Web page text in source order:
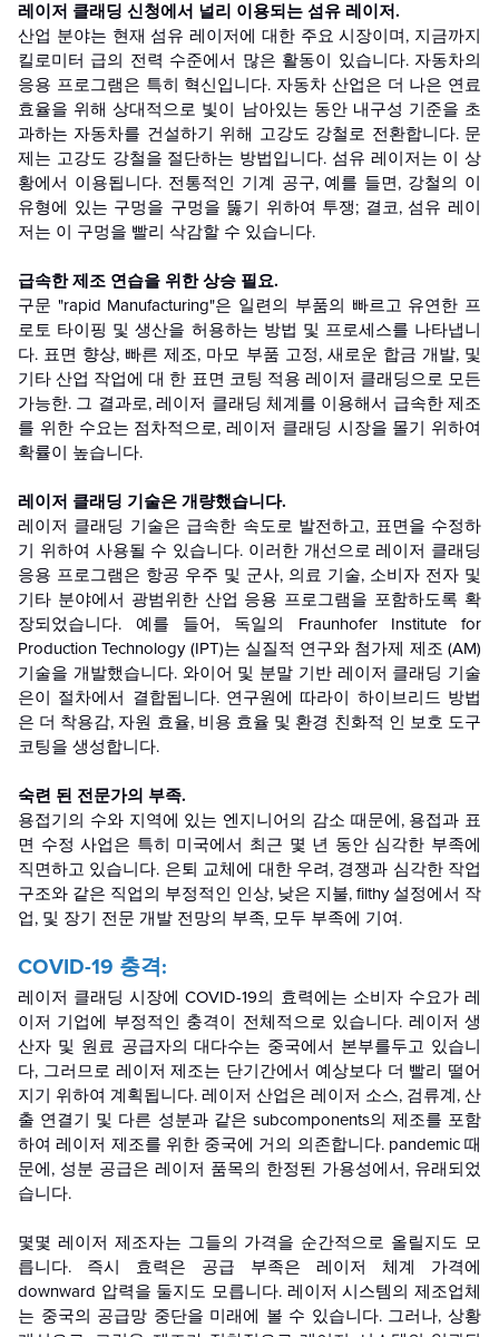
레이저 클래딩 신청에서 널리 이용되는 섬유 레이저.
산업 분야는 현재 섬유 레이저에 대한 주요 시장이며, 지금까지
킬로미터 급의 전력 수준에서 많은 활동이 있습니다. 자동차의
응용 프로그램은 특히 혁신입니다. 자동차 산업은 더 나은 연료
효율을 위해 상대적으로 빛이 남아있는 동안 내구성 기준을 초
과하는 자동차를 건설하기 위해 고강도 강철로 전환합니다. 문
제는 고강도 강철을 절단하는 방법입니다. 섬유 레이저는 이 상
황에서 이용됩니다. 전통적인 기계 공구, 예를 들면, 강철의 이
유형에 있는 구멍을 구멍을 뚫기 위하여 투쟁; 결코, 섬유 레이
저는 이 구멍을 빨리 삭감할 수 있습니다.
급속한 제조 연습을 위한 상승 필요.
구문 "rapid Manufacturing"은 일련의 부품의 빠르고 유연한 프
로토 타이핑 및 생산을 허용하는 방법 및 프로세스를 나타냅니
다. 표면 향상, 빠른 제조, 마모 부품 고정, 새로운 합금 개발, 및
기타 산업 작업에 대 한 표면 코팅 적용 레이저 클래딩으로 모든
가능한. 그 결과로, 레이저 클래딩 체계를 이용해서 급속한 제조
를 위한 수요는 점차적으로, 레이저 클래딩 시장을 몰기 위하여
확률이 높습니다.
레이저 클래딩 기술은 개량했습니다.
레이저 클래딩 기술은 급속한 속도로 발전하고, 표면을 수정하
기 위하여 사용될 수 있습니다. 이러한 개선으로 레이저 클래딩
응용 프로그램은 항공 우주 및 군사, 의료 기술, 소비자 전자 및
기타 분야에서 광범위한 산업 응용 프로그램을 포함하도록 확
장되었습니다. 예를 들어, 독일의 Fraunhofer Institute for
Production Technology (IPT)는 실질적 연구와 첨가제 제조 (AM)
기술을 개발했습니다. 와이어 및 분말 기반 레이저 클래딩 기술
은이 절차에서 결합됩니다. 연구원에 따라이 하이브리드 방법
은 더 착용감, 자원 효율, 비용 효율 및 환경 친화적 인 보호 도구
코팅을 생성합니다.
숙련 된 전문가의 부족.
용접기의 수와 지역에 있는 엔지니어의 감소 때문에, 용접과 표
면 수정 사업은 특히 미국에서 최근 몇 년 동안 심각한 부족에
직면하고 있습니다. 은퇴 교체에 대한 우려, 경쟁과 심각한 작업
구조와 같은 직업의 부정적인 인상, 낮은 지불, filthy 설정에서 작
업, 및 장기 전문 개발 전망의 부족, 모두 부족에 기여.
COVID-19 충격:
레이저 클래딩 시장에 COVID-19의 효력에는 소비자 수요가 레
이저 기업에 부정적인 충격이 전체적으로 있습니다. 레이저 생
산자 및 원료 공급자의 대다수는 중국에서 본부를두고 있습니
다, 그러므로 레이저 제조는 단기간에서 예상보다 더 빨리 떨어
지기 위하여 계획됩니다. 레이저 산업은 레이저 소스, 검류계, 산
출 연결기 및 다른 성분과 같은 subcomponents의 제조를 포함
하여 레이저 제조를 위한 중국에 거의 의존합니다. pandemic 때
문에, 성분 공급은 레이저 품목의 한정된 가용성에서, 유래되었
습니다.
몇몇 레이저 제조자는 그들의 가격을 순간적으로 올릴지도 모
릅니다. 즉시 효력은 공급 부족은 레이저 체계 가격에
downward 압력을 둘지도 모릅니다. 레이저 시스템의 제조업체
는 중국의 공급망 중단을 미래에 볼 수 있습니다. 그러나, 상황